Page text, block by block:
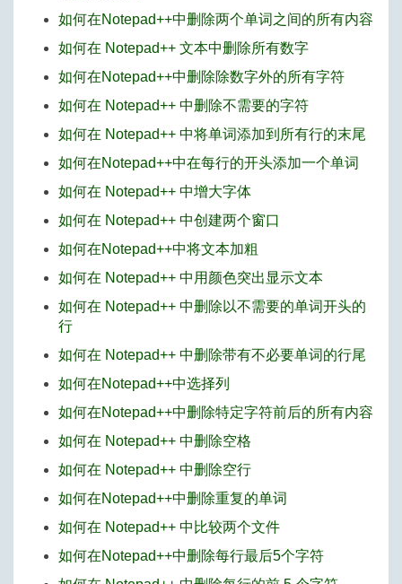
如何在Notepad++中删除两个单词之间的所有内容
如何在 Notepad++ 文本中删除所有数字
如何在Notepad++中删除除数字外的所有字符
如何在 Notepad++ 中删除不需要的字符
如何在 Notepad++ 中将单词添加到所有行的末尾
如何在Notepad++中在每行的开头添加一个单词
如何在 Notepad++ 中增大字体
如何在 Notepad++ 中创建两个窗口
如何在Notepad++中将文本加粗
如何在 Notepad++ 中用颜色突出显示文本
如何在 Notepad++ 中删除以不需要的单词开头的
行
如何在 Notepad++ 中删除带有不必要单词的行尾
如何在Notepad++中选择列
如何在Notepad++中删除特定字符前后的所有内容
如何在 Notepad++ 中删除空格
如何在 Notepad++ 中删除空行
如何在Notepad++中删除重复的单词
如何在 Notepad++ 中比较两个文件
如何在Notepad++中删除每行最后5个字符